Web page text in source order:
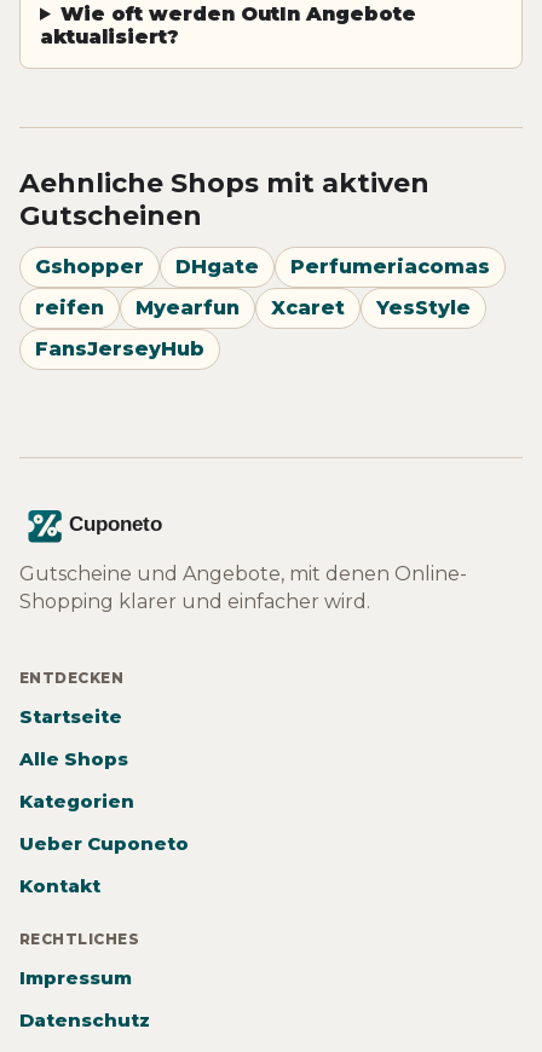
Wie oft werden OutIn Angebote
aktualisiert?
Aehnliche Shops mit aktiven
Gutscheinen
Gshopper DHgate
Perfumeriacomas
reifen
Myearfun Xcaret
YesStyle
FansJerseyHub
Gutscheine und Angebote, mit denen Online-
Shopping klarer und einfacher wird.
ENTDECKEN
Startseite
Alle Shops
Kategorien
Ueber Cuponeto
Kontakt
RECHTLICHES
Impressum
Datenschutz